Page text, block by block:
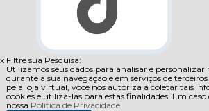
x Filtre sua Pesquisa:
Utilizamos seus dados para analisar e personalizar
durante a sua navegação e em serviços de
pela loja virtual, você nos autoriza a coletar tais
cookies e utilizá-las para estas finalidades. Em caso
nossa Política de Privacidade